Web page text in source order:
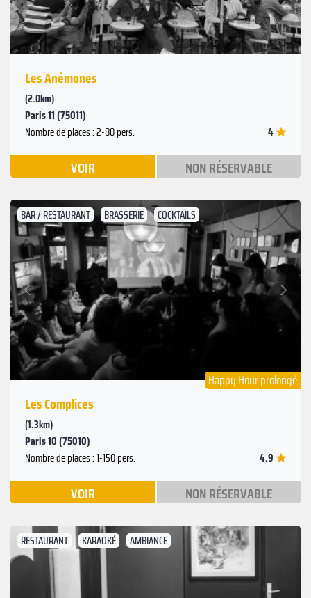
Les Anémones
(2.0km)
Paris 11 (75011)
Nombre de places : 2-80 pers. 4
VOIR NON RÉSERVABLE
BAR / RESTAURANT BRASSERIE COCKTAILS
Précédent
Suivant
Happy Hour prolongé
Les Complices
(1.3km)
Paris 10 (75010)
Nombre de places : 1-150 pers. 4.9
VOIR NON RÉSERVABLE
RESTAURANT KARAOKÉ AMBIANCE